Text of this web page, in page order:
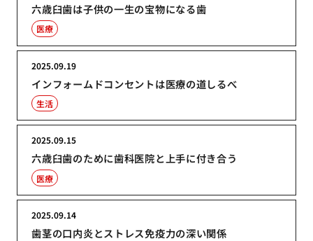
六歳臼歯は子供の一生の宝物になる歯
医療
インフォームドコンセントは医療の道しるべ
2025.09.19
生活
六歳臼歯のために歯科医院と上手に付き合う
2025.09.15
医療
歯茎の口内炎とストレス免疫力の深い関係
2025.09.14